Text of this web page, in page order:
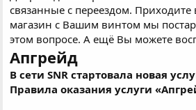
связанные с переездом.
магазин с Вашим винтом мы
этом вопросе. А ещё Вы можете
Апгрейд
В сети SNR стартовала новая
Правила оказания услуги